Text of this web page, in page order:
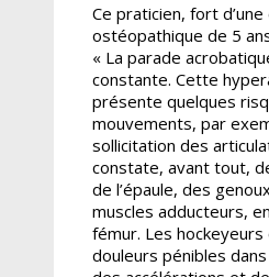
Ce praticien, fort
ostéopathique de 5
« La parade
constante. Cette
présente quelques
mouvements, par
sollicitation des
constate, avant tout,
de l’épaule, des
muscles adducteurs,
fémur. Les
douleurs pénibles dans